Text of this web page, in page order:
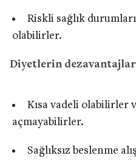
Riskli sağlık
olabilirler.
Diyetlerin
Kısa vadeli olabilirler
açmayabilirler.
Sağlıksız beslenme